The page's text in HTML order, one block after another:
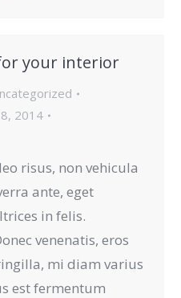
your interior
2014
risus, non vehicula
ante, eget
in felis.
venenatis, eros
mi diam varius
est fermentum